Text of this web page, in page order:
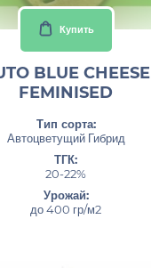
Купить
BLUE CHEESE
FEMINISED
Тип сорта:
Автоцветущий Гибрид
ТГК:
20-22%
Урожай:
до 400 гр/м2